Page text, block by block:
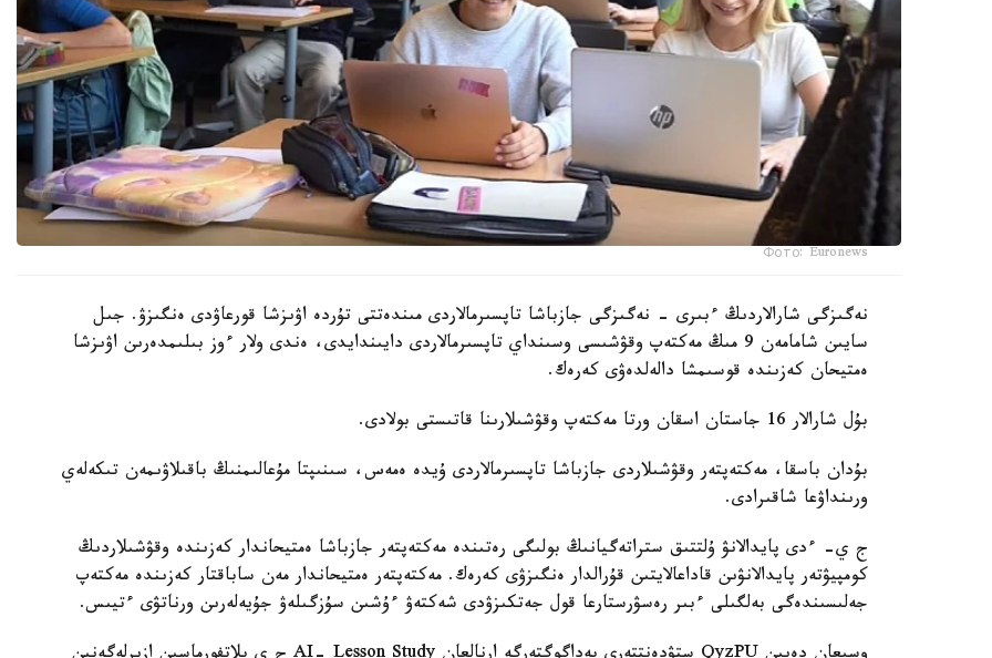
Фото: Euronews
نەگىزگى شارالاردىڭ ءبىرى - نەگىزگى جازباشا تاپسىرمالاردى مىندەتتى تۇردە اۋىزشا قورعاۋدى ەنگىزۋ. جىل
سايىن شامامەن 9 مىڭ مەكتەپ وقۋشىسى وسىنداي تاپسىرمالاردى دايىندايدى، ەندى ولار ءوز بىلىمدەرىن اۋىزشا
ەمتيحان كەزىندە قوسىمشا دالەلدەۋى كەرەك.
بۇل شارالار 16 جاستان اسقان ورتا مەكتەپ وقۋشىلارىنا قاتىستى بولادى.
بۇدان باسقا، مەكتەپتەر وقۋشىلاردى جازباشا تاپسىرمالاردى ۇيدە ەمەس، سىنىپتا مۇعالىمنىڭ باقىلاۋىمەن تىكەلەي
ورىنداۋعا شاقىرادى.
ج ي- ءدى پايدالانۋ ۇلتتىق ستراتەگيانىڭ بولىگى رەتىندە مەكتەپتەر جازباشا ەمتيحاندار كەزىندە وقۋشىلاردىڭ
كومپيۋتەر پايدالانۋىن قاداعالايتىن قۇرالدار ەنگىزۋى كەرەك. مەكتەپتەر ەمتيحاندار مەن ساباقتار كەزىندە مەكتەپ
جەلىسىندەگى بەلگىلى ءبىر رەسۋرستارعا قول جەتكىزۋدى شەكتەۋ ءۇشىن سۇزگىلەۋ جۇيەلەرىن ورناتۋى ءتيىس.